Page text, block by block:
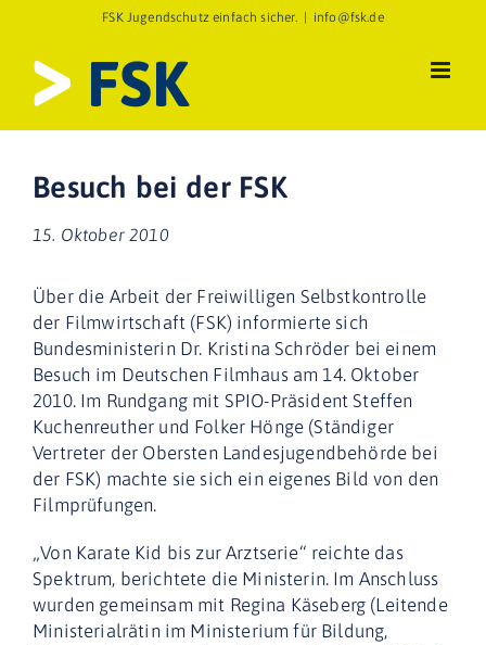
springen
FSK Jugendschutz einfach sicher. info@fsk.de
Besuch bei der FSK
15. Oktober 2010
Über die Arbeit der Freiwilligen Selbstkontrolle
der Filmwirtschaft (FSK) informierte sich
Bundesministerin Dr. Kristina Schröder bei einem
Besuch im Deutschen Filmhaus am 14. Oktober
2010. Im Rundgang mit SPIO-Präsident Steffen
Kuchenreuther und Folker Hönge (Ständiger
Vertreter der Obersten Landesjugendbehörde bei
der FSK) machte sie sich ein eigenes Bild von den
Filmprüfungen.
„Von Karate Kid bis zur Arztserie“ reichte das
Spektrum, berichtete die Ministerin. Im Anschluss
wurden gemeinsam mit Regina Käseberg (Leitende
Ministerialrätin im Ministerium für Bildung,